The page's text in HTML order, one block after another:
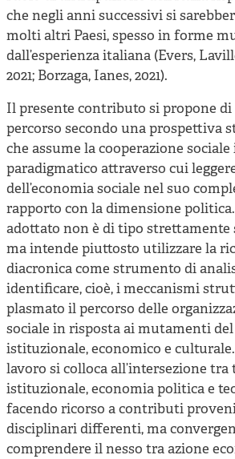
che negli anni successivi si
molti altri Paesi, spesso in forme
dall’esperienza italiana (Evers,
2021; Borzaga, Ianes, 2021).
Il presente contributo si propone di
percorso secondo una prospettiva
che assume la cooperazione
paradigmatico attraverso cui
dell’economia sociale nel suo
rapporto con la dimensione politica.
adottato non è di tipo strettamente
ma intende piuttosto utilizzare la
diacronica come strumento di
identificare, cioè, i meccanismi
plasmato il percorso delle
sociale in risposta ai mutamenti
istituzionale, economico e
lavoro si colloca all’intersezione tra
istituzionale, economia politica e
facendo ricorso a contributi
disciplinari differenti, ma
comprendere il nesso tra azione